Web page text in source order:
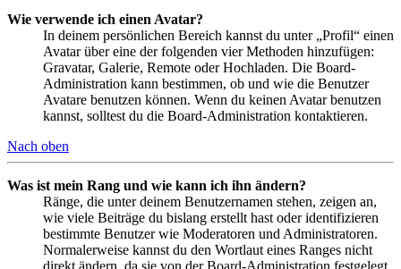
Wie verwende ich einen Avatar?
In deinem persönlichen Bereich kannst du unter „Profil“ einen
Avatar über eine der folgenden vier Methoden hinzufügen:
Gravatar, Galerie, Remote oder Hochladen. Die Board-
Administration kann bestimmen, ob und wie die Benutzer
Avatare benutzen können. Wenn du keinen Avatar benutzen
kannst, solltest du die Board-Administration kontaktieren.
Nach oben
Was ist mein Rang und wie kann ich ihn ändern?
Ränge, die unter deinem Benutzernamen stehen, zeigen an,
wie viele Beiträge du bislang erstellt hast oder identifizieren
bestimmte Benutzer wie Moderatoren und Administratoren.
Normalerweise kannst du den Wortlaut eines Ranges nicht